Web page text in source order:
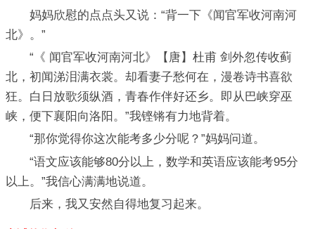
妈妈欣慰的点点头又说：“背一下《闻官军收河南河
北》。”
“《 闻官军收河南河北》【唐】杜甫 剑外忽传收蓟
北，初闻涕泪满衣裳。却看妻子愁何在，漫卷诗书喜欲
狂。白日放歌须纵酒，青春作伴好还乡。即从巴峡穿巫
峡，便下襄阳向洛阳。”我铿锵有力地背着。
“那你觉得你这次能考多少分呢？”妈妈问道。
“语文应该能够80分以上，数学和英语应该能考95分
以上。”我信心满满地说道。
后来，我又安然自得地复习起来。